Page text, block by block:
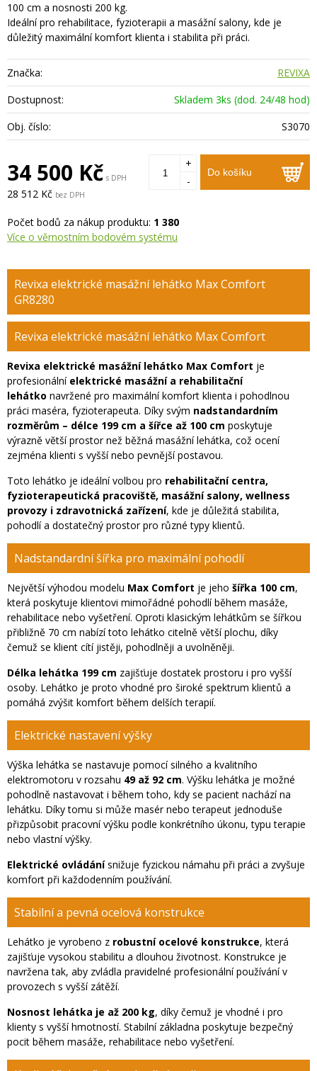
100 cm a nosnosti 200 kg.
Ideální pro rehabilitace, fyzioterapii a masážní salony, kde je
důležitý maximální komfort klienta i stabilita při práci.
Značka:
REVIXA
Dostupnost:
Skladem 3ks (dod. 24/48 hod)
Obj. číslo:
S3070
34 500 Kč s DPH
28 512 Kč bez DPH
Do košíku
+
-
Počet bodů za nákup produktu: 1 380
Více o věrnostním bodovém systému
Revixa elektrické masážní lehátko Max Comfort
GR8280
Revixa elektrické masážní lehátko Max Comfort
Revixa elektrické masážní lehátko Max Comfort je
profesionální elektrické masážní a rehabilitační
lehátko navržené pro maximální komfort klienta i pohodlnou
práci maséra, fyzioterapeuta. Díky svým nadstandardním
rozměrům – délce 199 cm a šířce až 100 cm poskytuje
výrazně větší prostor než běžná masážní lehátka, což ocení
zejména klienti s vyšší nebo pevnější postavou.
Toto lehátko je ideální volbou pro rehabilitační centra,
fyzioterapeutická pracoviště, masážní salony, wellness
provozy i zdravotnická zařízení, kde je důležitá stabilita,
pohodlí a dostatečný prostor pro různé typy klientů.
Nadstandardní šířka pro maximální pohodlí
Největší výhodou modelu Max Comfort je jeho šířka 100 cm,
která poskytuje klientovi mimořádné pohodlí během masáže,
rehabilitace nebo vyšetření. Oproti klasickým lehátkům se šířkou
přibližně 70 cm nabízí toto lehátko citelně větší plochu, díky
čemuž se klient cítí jistěji, pohodlněji a uvolněněji.
Délka lehátka 199 cm zajišťuje dostatek prostoru i pro vyšší
osoby. Lehátko je proto vhodné pro široké spektrum klientů a
pomáhá zvýšit komfort během delších terapií.
Elektrické nastavení výšky
Výška lehátka se nastavuje pomocí silného a kvalitního
elektromotoru v rozsahu 49 až 92 cm. Výšku lehátka je možné
pohodlně nastavovat i během toho, kdy se pacient nachází na
lehátku. Díky tomu si může masér nebo terapeut jednoduše
přizpůsobit pracovní výšku podle konkrétního úkonu, typu terapie
nebo vlastní výšky.
Elektrické ovládánísnižuje fyzickou námahu při práci a zvyšuje
komfort při každodenním používání.
Stabilní a pevná ocelová konstrukce
Lehátko je vyrobeno z robustní ocelové konstrukce, která
zajišťuje vysokou stabilitu a dlouhou životnost. Konstrukce je
navržena tak, aby zvládla pravidelné profesionální používání v
provozech s vyšší zátěží.
Nosnost lehátka je až 200 kg, díky čemuž je vhodné i pro
klienty s vyšší hmotností. Stabilní základna poskytuje bezpečný
pocit během masáže, rehabilitace nebo vyšetření.